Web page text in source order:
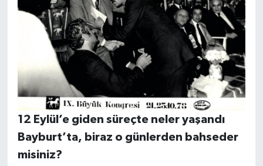
12 Eylül’e giden süreçte neler yaşandı
Bayburt’ta, biraz o günlerden bahseder
misiniz?